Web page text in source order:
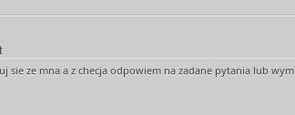
sie ze mna a z checja odpowiem na zadane pytania lub